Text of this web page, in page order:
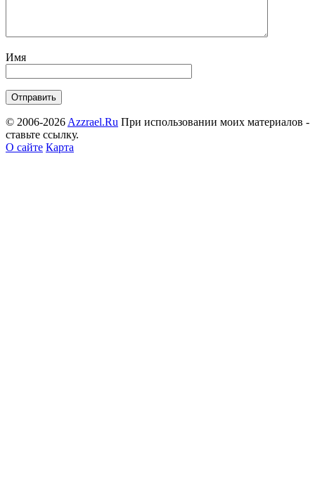
Имя
© 2006-2026 Azzrael.Ru При использовании моих материалов -
ставьте ссылку.
О сайте Карта